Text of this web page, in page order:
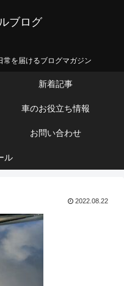
ブログ
を届けるブログマガジン
新着記事
車のお役立ち情報
お問い合わせ
ル
2022.08.22